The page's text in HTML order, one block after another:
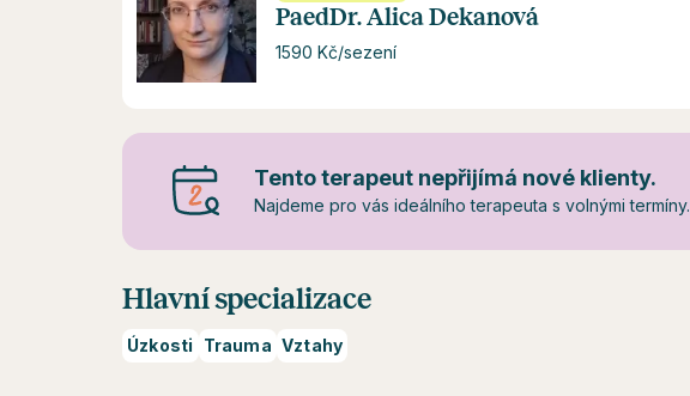
PaedDr. Alica Dekanová
1590 Kč/sezení
Tento terapeut nepřijímá nové klienty.
Najdeme pro vás ideálního terapeuta s volnými termíny.
Hlavní specializace
Úzkosti Trauma Vztahy